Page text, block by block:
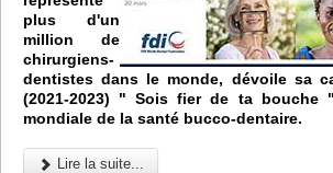
plus d'un
million de
chirurgiens-
dentistes dans le monde, dévoile sa
(2021-2023) " Sois fier de ta bouche
mondiale de la santé bucco-dentaire.
Lire la suite...